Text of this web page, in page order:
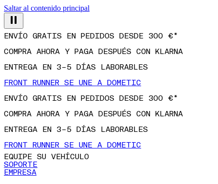
Saltar al contenido principal
COMPRA AHORA Y PAGA DESPUÉS CON KLARNA
ENTREGA EN 3–5 DÍAS LABORABLES
FRONT RUNNER SE UNE A DOMETIC
ENVÍO GRATIS EN PEDIDOS DESDE 300 €*
COMPRA AHORA Y PAGA DESPUÉS CON KLARNA
ENTREGA EN 3–5 DÍAS LABORABLES
FRONT RUNNER SE UNE A DOMETIC
EQUIPE SU VEHÍCULO
SOPORTE
EMPRESA